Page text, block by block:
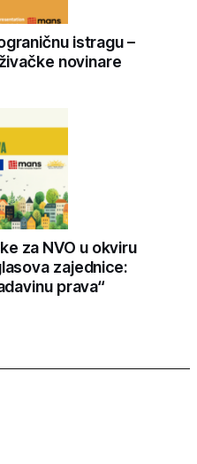
istragu –
novinare
za NVO u okviru
zajednice:
prava“